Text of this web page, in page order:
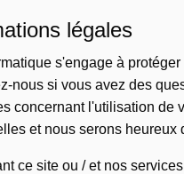
légales
s'engage à
nous si vous avez des
concernant l'utilisation de
et nous serons heureux
ce site ou / et nos